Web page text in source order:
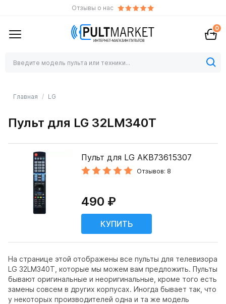
Отзывы о нас
0
Главная LG
Пульт для LG 32LM340T
На странице этой отображены все пульты для телевизора
LG 32LM340T, которые мы можем вам предложить. Пульты
бывают оригинальные и неоригинальные, кроме того есть
замены совсем в других корпусах. Иногда бывает так, что
у некоторых производителей одна и та же модель
Пульт для LG AKB73615307
Отзывов: 8
490 ₽